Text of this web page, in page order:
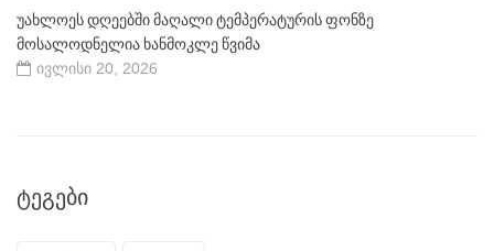
უახლოეს დღეებში მაღალი ტემპერატურის ფონზე
მოსალოდნელია ხანმოკლე წვიმა
ივლისი 20, 2026
ᲢᲔᲒᲔᲑᲘ